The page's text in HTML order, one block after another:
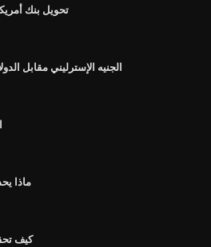
تحويل بنك
الجنيه الإسترليني مقابل
ماذا
كيف